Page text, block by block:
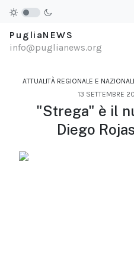
PugliaNEWS
info@puglianews.org
ATTUALITÀ REGIONALE E
13 SETTEMBRE
"Strega" è il
Diego